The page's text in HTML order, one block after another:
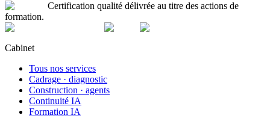
Certification qualité délivrée au titre des actions de
formation.
Cabinet
Tous nos services
Cadrage · diagnostic
Construction · agents
Continuité IA
Formation IA